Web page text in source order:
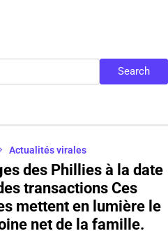
Search
Actualités virales
des Phillies à la date
transactions Ces
mettent en lumière le
net de la famille.